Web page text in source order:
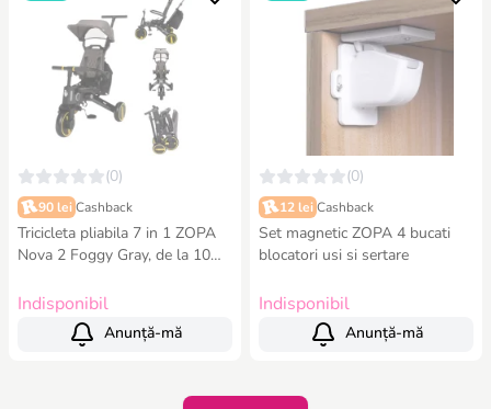
(0)
90 lei Cashback
Tricicleta pliabila 7 in 1 ZOPA
Nova 2 Foggy Gray, de la 10
Indisponibil
Anunță-mă
(0)
12 lei Cashback
Set magnetic ZOPA 4 bucati
blocatori usi si sertare
Indisponibil
Anunță-mă